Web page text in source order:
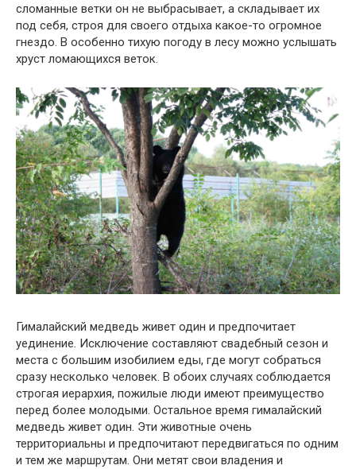
сломанные ветки он не выбрасывает, а складывает их
под себя, строя для своего отдыха какое-то огромное
гнездо. В особенно тихую погоду в лесу можно услышать
хруст ломающихся веток.
Гималайский медведь живет один и предпочитает
уединение. Исключение составляют свадебный сезон и
места с большим изобилием еды, где могут собраться
сразу несколько человек. В обоих случаях соблюдается
строгая иерархия, пожилые люди имеют преимущество
перед более молодыми. Остальное время гималайский
медведь живет один. Эти животные очень
территориальны и предпочитают передвигаться по одним
и тем же маршрутам. Они метят свои владения и